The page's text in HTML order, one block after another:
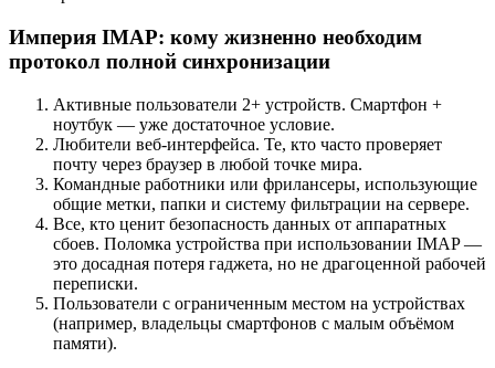
Империя IMAP: кому жизненно необходим
протокол полной синхронизации
Активные пользователи 2+ устройств. Смартфон +
ноутбук — уже достаточное условие.
Любители веб-интерфейса. Те, кто часто проверяет
почту через браузер в любой точке мира.
Командные работники или фрилансеры, использующие
общие метки, папки и систему фильтрации на сервере.
Все, кто ценит безопасность данных от аппаратных
сбоев. Поломка устройства при использовании IMAP —
это досадная потеря гаджета, но не драгоценной рабочей
переписки.
Пользователи с ограниченным местом на устройствах
(например, владельцы смартфонов с малым объёмом
памяти).